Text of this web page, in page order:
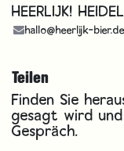
HEERLIJK!
hallo@heerlijk-bier.de
Teilen
Finden Sie
gesagt wird
Gespräch.